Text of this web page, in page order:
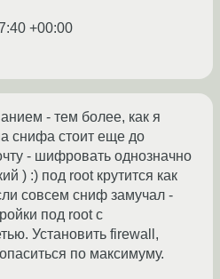
+00:00
- тем более, как я
снифа стоит еще до
- шифровать однозначно
) :) под root крутится как
совсем сниф замучал -
под root c
Установить firewall,
по максимуму.